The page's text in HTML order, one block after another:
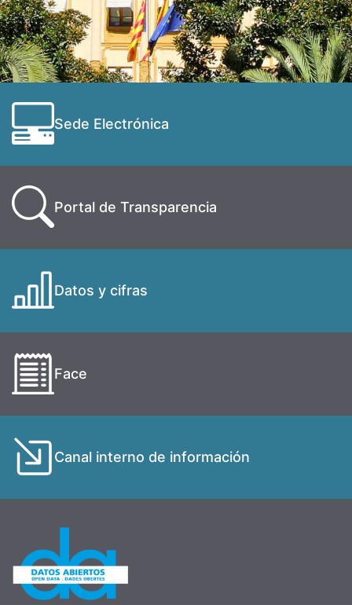
Sede Electrónica
Portal de Transparencia
Datos y cifras
Face
Canal interno de información